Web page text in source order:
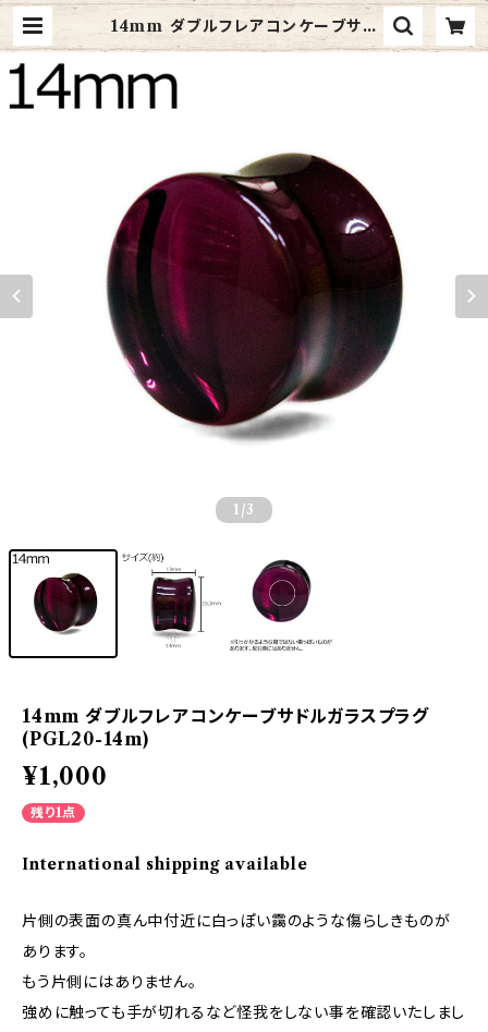
14mm ダブルフレアコンケーブサド
ルガラスプラグ(PGL20-14m) | 4a
1 /3
14mm ダブルフレアコンケーブサドルガラスプラグ
(PGL20-14m)
¥1,000
残り1点
International shipping available
片側の表面の真ん中付近に白っぽい靄のような傷らしきものが
あります。
もう片側にはありません。
強めに触っても手が切れるなど怪我をしない事を確認いたしまし